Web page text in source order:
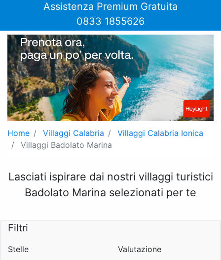
Assistenza Premium Gratuita
0833 1855626
Home Villaggi Calabria
Villaggi Calabria Ionica
Villaggi Badolato Marina
Lasciati ispirare dai nostri villaggi turistici
Badolato Marina selezionati per te
Filtri
Stelle Valutazione